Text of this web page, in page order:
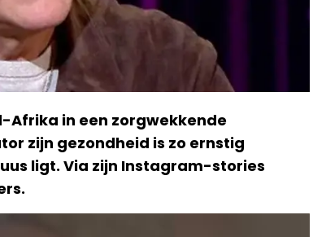
Afrika in een zorgwekkende
zijn gezondheid is zo ernstig
ligt. Via zijn Instagram-stories